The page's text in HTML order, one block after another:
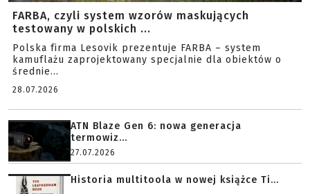
FARBA, czyli system wzorów maskujących
testowany w polskich ...
Polska firma Lesovik prezentuje FARBA – system
kamuflażu zaprojektowany specjalnie dla obiektów o
średnie...
28.07.2026
ATN Blaze Gen 6: nowa generacja
termowiz...
27.07.2026
Historia multitoola w nowej książce Ti...